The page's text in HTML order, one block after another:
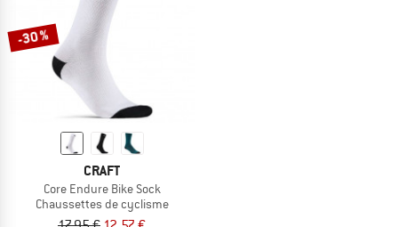
-30 %
CRAFT
Core Endure Bike Sock
Chaussettes de cyclisme